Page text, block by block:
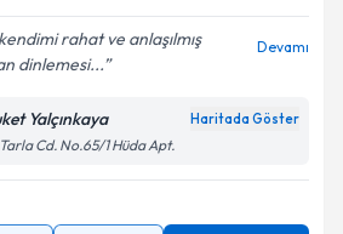
rahat ve anlaşılmış
dinlemesi...
Devamı
Yalçınkaya Haritada Göster
Cd. No.65/1 Hüda Apt.